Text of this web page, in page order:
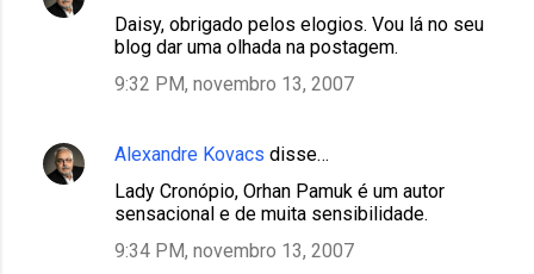
Daisy, obrigado pelos elogios. Vou lá no seu
blog dar uma olhada na postagem.
9:32 PM, novembro 13, 2007
Alexandre Kovacs disse…
Lady Cronópio, Orhan Pamuk é um autor
sensacional e de muita sensibilidade.
9:34 PM, novembro 13, 2007